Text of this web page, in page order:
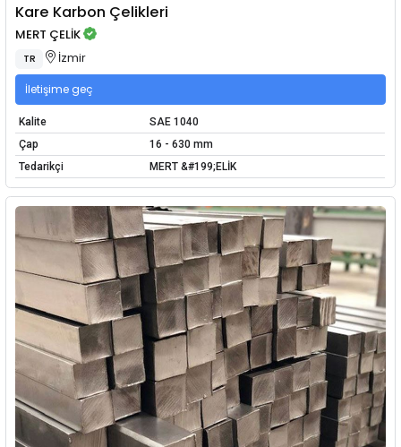
Kare Karbon Çelikleri
MERT ÇELİK
TR İzmir
İletişime geç
Kalite
SAE 1040
Çap
16 - 630 mm
Tedarikçi
MERT &#199;ELİK